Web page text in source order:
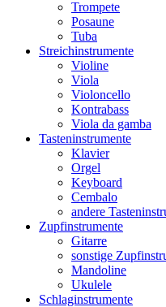
Trompete
Posaune
Tuba
Streichinstrumente
Violine
Viola
Violoncello
Kontrabass
Viola da gamba
Tasteninstrumente
Klavier
Orgel
Keyboard
Cembalo
andere
Zupfinstrumente
Gitarre
sonstige
Mandoline
Ukulele
Schlaginstrumente